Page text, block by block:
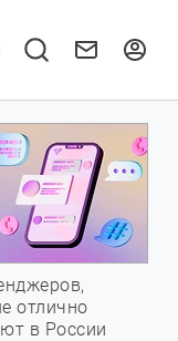
отлично
в России